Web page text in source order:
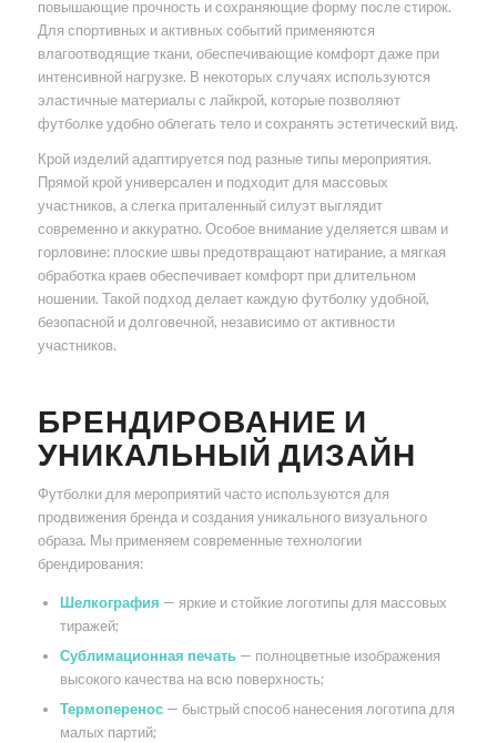
повышающие прочность и сохраняющие форму после стирок.
Для спортивных и активных событий применяются
влагоотводящие ткани, обеспечивающие комфорт даже при
интенсивной нагрузке. В некоторых случаях используются
эластичные материалы с лайкрой, которые позволяют
футболке удобно облегать тело и сохранять эстетический вид.
Крой изделий адаптируется под разные типы мероприятия.
Прямой крой универсален и подходит для массовых
участников, а слегка приталенный силуэт выглядит
современно и аккуратно. Особое внимание уделяется швам и
горловине: плоские швы предотвращают натирание, а мягкая
обработка краев обеспечивает комфорт при длительном
ношении. Такой подход делает каждую футболку удобной,
безопасной и долговечной, независимо от активности
участников.
БРЕНДИРОВАНИЕ И
УНИКАЛЬНЫЙ ДИЗАЙН
Футболки для мероприятий часто используются для
продвижения бренда и создания уникального визуального
образа. Мы применяем современные технологии
брендирования:
Шелкография — яркие и стойкие логотипы для массовых
тиражей;
Сублимационная печать— полноцветные изображения
высокого качества на всю поверхность;
Термоперенос— быстрый способ нанесения логотипа для
малых партий;